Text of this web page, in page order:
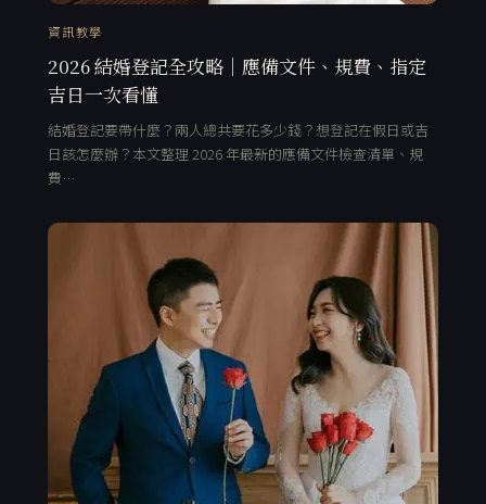
資訊教學
2026 結婚登記全攻略｜應備文件、規費、指定
吉日一次看懂
結婚登記要帶什麼？兩人總共要花多少錢？想登記在假日或吉
日該怎麼辦？本文整理 2026 年最新的應備文件檢查清單、規
費…